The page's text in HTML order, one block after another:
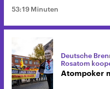
53:19 Minuten
Deutsche
Rosatom
Atompoker